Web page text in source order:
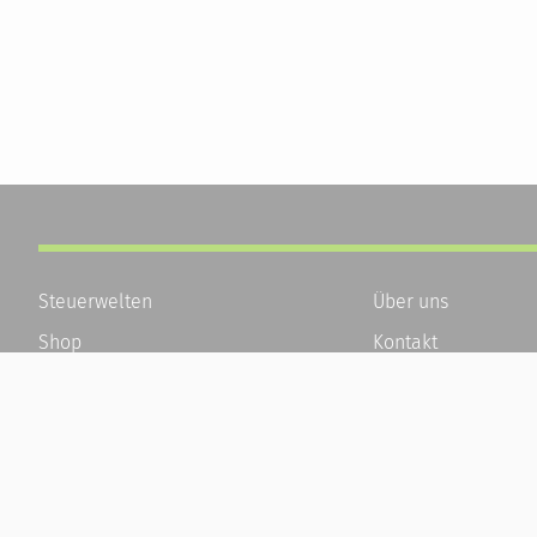
Steuerwelten
Shop
Über uns
Kontakt